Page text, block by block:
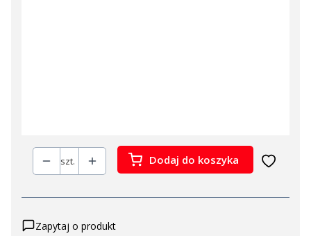
szt. Dodaj do koszyka
Zapytaj o produkt